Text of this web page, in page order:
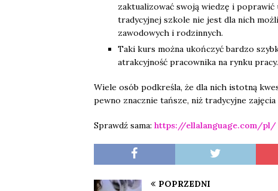
zaktualizować swoją wiedzę i
tradycyjnej szkole nie jest dla nich
zawodowych i rodzinnych.
Taki kurs można ukończyć bardzo
atrakcyjność pracownika na rynku pracy.
Wiele osób podkreśla, że dla nich istotną
pewno znacznie tańsze, niż tradycyjne
Sprawdź sama: https://ellalanguage.com/pl/
POPRZEDNI